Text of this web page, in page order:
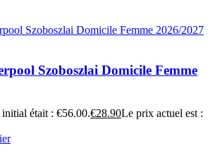
Szoboszlai Domicile Femme
était : €56.00.€28.90Le prix actuel est :